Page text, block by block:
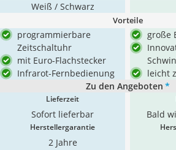
Weiß / Schwarz
Vorteile
programmierbare
Zeitschaltuhr
mit Euro-Flachstecker
Infrarot-Fernbedienung
große
leicht
Zu den Angeboten *
Lieferzeit
Sofort lieferbar Bald
Herstellergarantie
2 Jahre